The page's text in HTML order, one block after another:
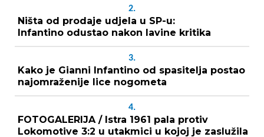
2.
Ništa od prodaje udjela u SP-u:
Infantino odustao nakon lavine kritika
3.
Kako je Gianni Infantino od spasitelja postao
najomraženije lice nogometa
4.
FOTOGALERIJA / Istra 1961 pala protiv
Lokomotive 3:2 u utakmici u kojoj je zaslužila